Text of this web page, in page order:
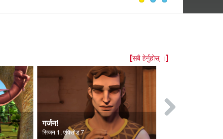
[सबै हेर्नुहोस् ।]
गर्जन!
सिजन 1, एपिसोड 7